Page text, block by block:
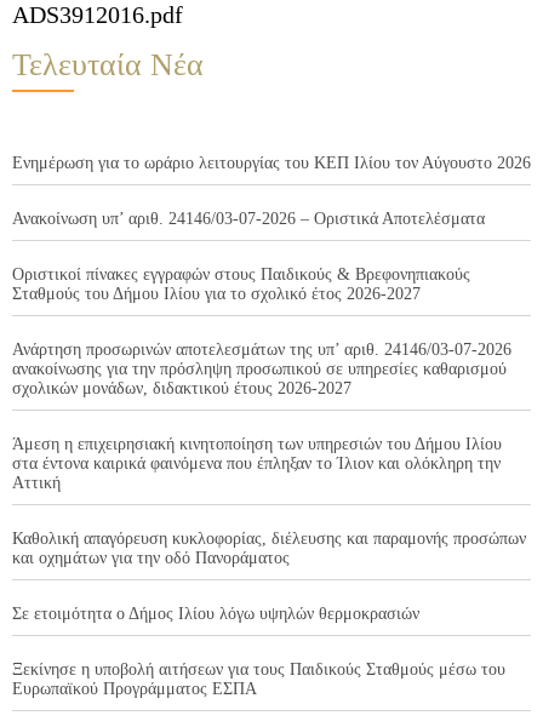
ADS3912016.pdf
Τελευταία Νέα
Ενημέρωση για το ωράριο λειτουργίας του ΚΕΠ Ιλίου τον Αύγουστο 2026
Ανακοίνωση υπ’ αριθ. 24146/03-07-2026 – Οριστικά Αποτελέσματα
Οριστικοί πίνακες εγγραφών στους Παιδικούς & Βρεφονηπιακούς
Σταθμούς του Δήμου Ιλίου για το σχολικό έτος 2026-2027
Ανάρτηση προσωρινών αποτελεσμάτων της υπ’ αριθ. 24146/03-07-2026
ανακοίνωσης για την πρόσληψη προσωπικού σε υπηρεσίες καθαρισμού
σχολικών μονάδων, διδακτικού έτους 2026-2027
Άμεση η επιχειρησιακή κινητοποίηση των υπηρεσιών του Δήμου Ιλίου
στα έντονα καιρικά φαινόμενα που έπληξαν το Ίλιον και ολόκληρη την
Αττική
Καθολική απαγόρευση κυκλοφορίας, διέλευσης και παραμονής προσώπων
και οχημάτων για την οδό Πανοράματος
Σε ετοιμότητα ο Δήμος Ιλίου λόγω υψηλών θερμοκρασιών
Ξεκίνησε η υποβολή αιτήσεων για τους Παιδικούς Σταθμούς μέσω του
Ευρωπαϊκού Προγράμματος ΕΣΠΑ